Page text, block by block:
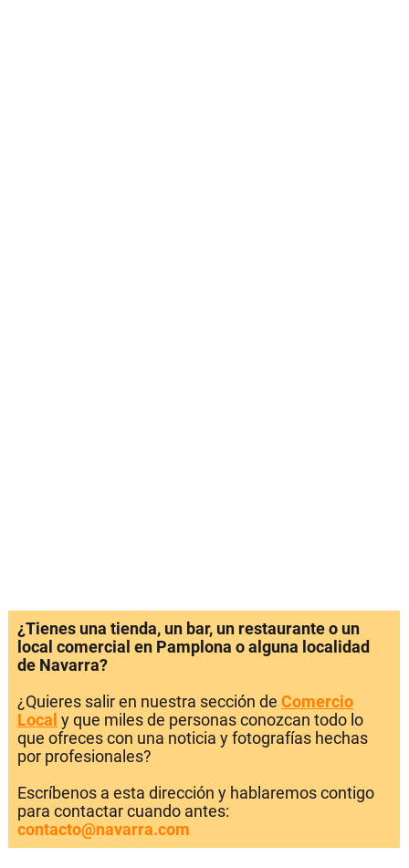
¿Tienes una tienda, un bar, un restaurante o un
local comercial en Pamplona o alguna localidad
de Navarra?
¿Quieres salir en nuestra sección de Comercio
Local y que miles de personas conozcan todo lo
que ofreces con una noticia y fotografías hechas
por profesionales?
Escríbenos a esta dirección y hablaremos contigo
para contactar cuando antes:
contacto@navarra.com